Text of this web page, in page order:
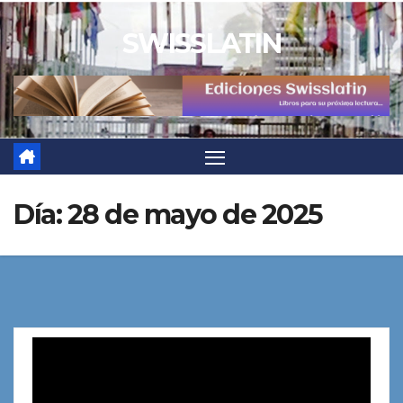
Saltar
al
contenido
SWISSLATIN
Día:28 de mayo de 2025